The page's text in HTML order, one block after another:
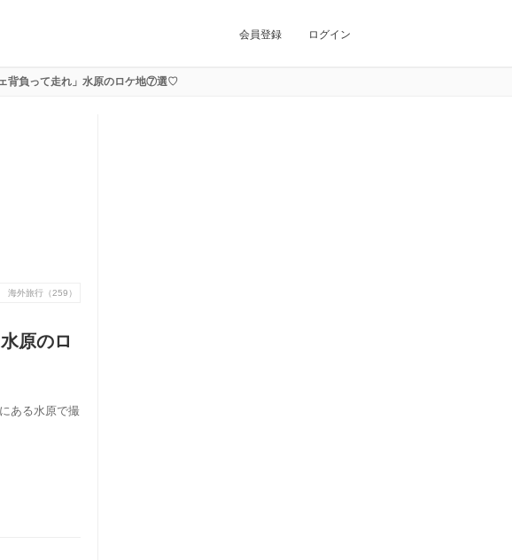
会員登録 ログイン
背負って走れ」水原のロケ地⑦選♡
外旅行（259）
原のロ
ある水原で撮